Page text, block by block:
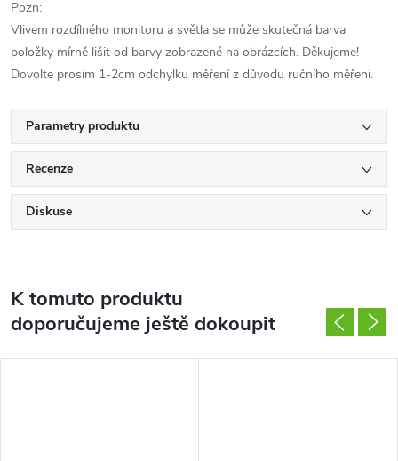
Pozn:
Vlivem rozdílného monitoru a světla se může skutečná barva
položky mírně lišit od barvy zobrazené na obrázcích. Děkujeme!
Dovolte prosím 1-2cm odchylku měření z důvodu ručního měření.
Parametry produktu
Recenze
Diskuse
K tomuto produktu
doporučujeme ještě dokoupit